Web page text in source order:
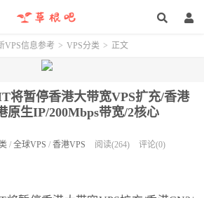
VPS信息参考 > VPS分类 > 正文
将暂停香港大带宽VPS扩充/香港
原生IP/200Mbps带宽/2核心
/ 全球VPS / 香港VPS 阅读(264) 评论(0)